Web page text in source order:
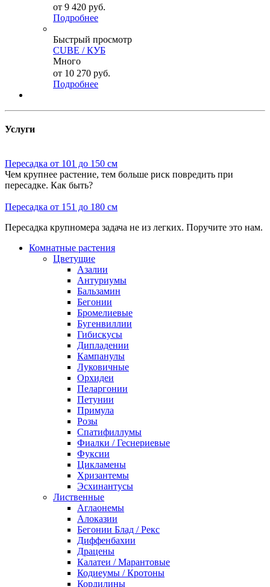
от 9 420 руб.
Подробнее
Быстрый просмотр
CUBE / КУБ
Много
от 10 270 руб.
Подробнее
Услуги
Пересадка от 101 до 150 см
Чем крупнее растение, тем больше риск повредить при
пересадке. Как быть?
Пересадка от 151 до 180 см
Пересадка крупномера задача не из легких. Поручите это нам.
Комнатные растения
Цветущие
Азалии
Антуриумы
Бальзамин
Бегонии
Бромелиевые
Бугенвиллии
Гибискусы
Дипладении
Кампанулы
Луковичные
Орхидеи
Пеларгонии
Петунии
Примула
Розы
Спатифиллумы
Фиалки / Геснериевые
Фуксии
Цикламены
Хризантемы
Эсхинантусы
Лиственные
Аглаонемы
Алоказии
Бегонии Блад / Рекс
Диффенбахии
Драцены
Калатеи / Марантовые
Кодиеумы / Кротоны
Кордилины